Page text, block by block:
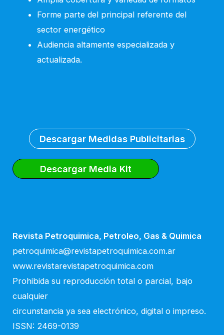
Forme parte del principal referente del
sector energético
Audiencia altamente especializada y
actualizada.
Descargar Medidas Publicitarias
Descargar Media Kit
Revista Petroquimica, Petroleo, Gas & Quimica
petroquimica@revistapetroquimica.com.ar
www.revistarevistapetroquimica.com
Prohibida su reproducción total o parcial, bajo
cualquier
circunstancia ya sea electrónico, digital o impreso.
ISSN: 2469-0139